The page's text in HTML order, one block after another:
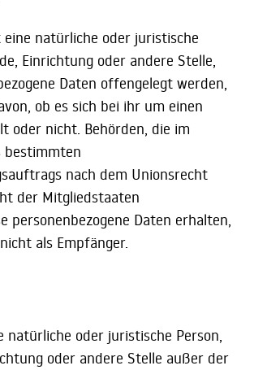
natürliche oder juristische
Einrichtung oder andere Stelle,
Daten offengelegt werden,
ob es sich bei ihr um einen
oder nicht. Behörden, die im
bestimmten
nach dem Unionsrecht
der Mitgliedstaaten
personenbezogene Daten erhalten,
als Empfänger.
oder juristische Person,
oder andere Stelle außer der